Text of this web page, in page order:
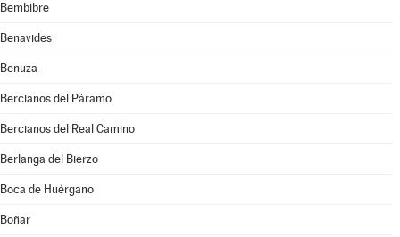
Bembibre
Benavides
Benuza
Bercianos del Páramo
Bercianos del Real Camino
Berlanga del Bierzo
Boca de Huérgano
Boñar